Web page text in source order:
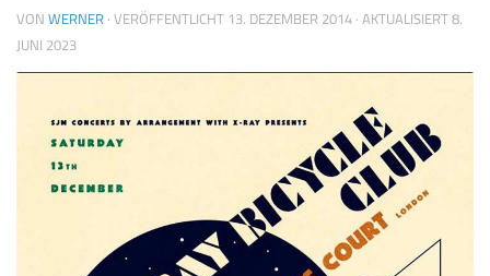
VON WERNER · VERÖFFENTLICHT 13. DEZEMBER 2014 · AKTUALISIERT8.
JUNI 2023